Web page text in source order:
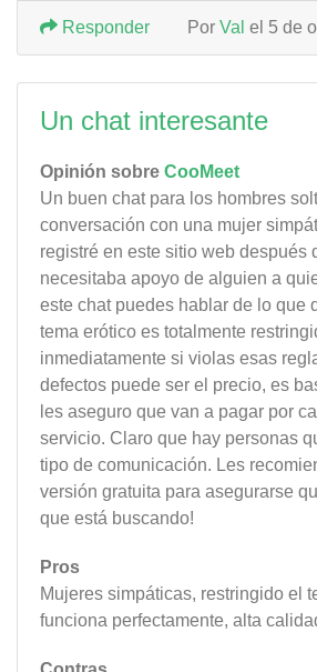
Por Val el 5 de
Responder
Un chat interesante
Opinión sobre CooMeet
Un buen chat para los hombres
conversación con una mujer
registré en este sitio web después
necesitaba apoyo de alguien a
este chat puedes hablar de lo que
tema erótico es totalmente
inmediatamente si violas esas
defectos puede ser el precio, es
les aseguro que van a pagar por
servicio. Claro que hay personas
tipo de comunicación. Les
versión gratuita para asegurarse
que está buscando!
Pros
Mujeres simpáticas, restringido el
funciona perfectamente, alta